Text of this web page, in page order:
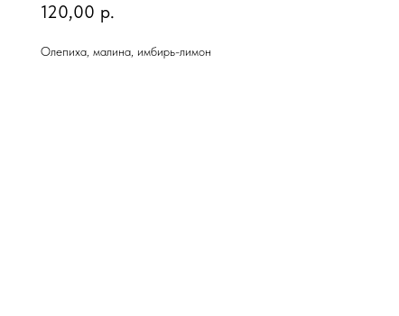
120,00 р.
Олепиха, малина, имбирь-лимон